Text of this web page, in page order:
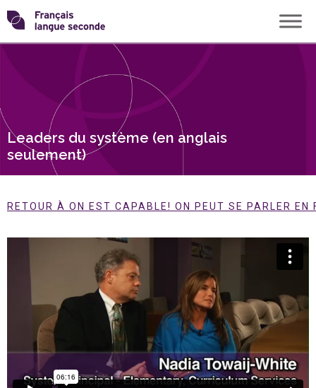
Skip
to
content
Transformons
langue
Leaders du système (en anglais
seulement)
RETOUR À ON EST CAPABLE! ON PEUT SE PARLER